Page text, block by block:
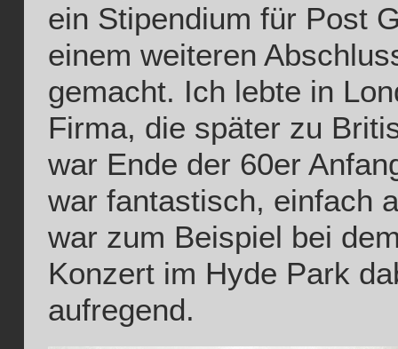
ein Stipendium für Post
einem weiteren
gemacht. Ich lebte in
Firma, die später zu
war Ende der 60er
war fantastisch, einfach
war zum Beispiel bei
Konzert im Hyde Park
aufregend.